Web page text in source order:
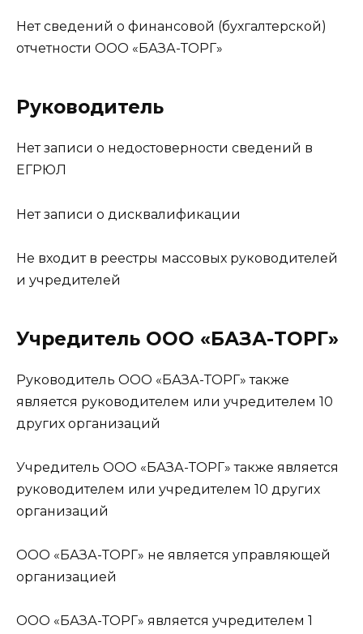
Нет сведений о финансовой (бухгалтерской)
отчетности ООО «БАЗА-ТОРГ»
Руководитель
Нет записи о недостоверности сведений в
ЕГРЮЛ
Нет записи о дисквалификации
Не входит в реестры массовых руководителей
и учредителей
Учредитель ООО «БАЗА-ТОРГ»
Руководитель ООО «БАЗА-ТОРГ» также
является руководителем или учредителем 10
других организаций
Учредитель ООО «БАЗА-ТОРГ» также является
руководителем или учредителем 10 других
организаций
ООО «БАЗА-ТОРГ» не является управляющей
организацией
ООО «БАЗА-ТОРГ» является учредителем 1